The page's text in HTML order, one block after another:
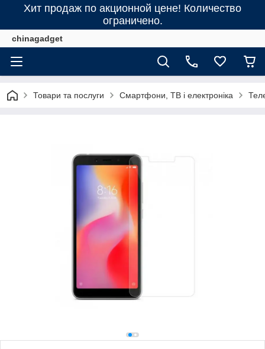
Хит продаж по акционной цене! Количество
ограничено.
chinagadget
Товари та послуги Смартфони, ТВ і електроніка